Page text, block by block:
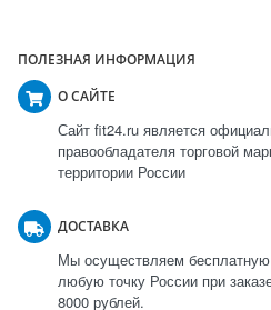
ПОЛЕЗНАЯ ИНФОРМАЦИЯ
О САЙТЕ
Сайт fit24.ru является
правообладателя торговой
территории России
ДОСТАВКА
Мы осуществляем бесплатную
любую точку России при
8000 рублей.